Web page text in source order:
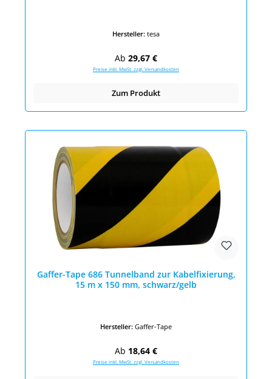
Hersteller: tesa
Regulärer Preis:
Ab 29,67 €
Preise inkl. MwSt. zzgl. Versandkosten
Zum Produkt
Gaffer-Tape 686 Tunnelband zur Kabelfixierung,
15 m x 150 mm, schwarz/gelb
Hersteller: Gaffer-Tape
Regulärer Preis:
Ab 18,64 €
Preise inkl. MwSt. zzgl. Versandkosten